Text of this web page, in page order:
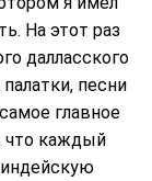
На этот раз
далласского
песни
главное
что каждый